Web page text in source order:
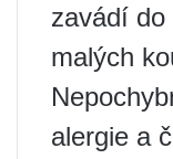
zavádí
malých
alergie a